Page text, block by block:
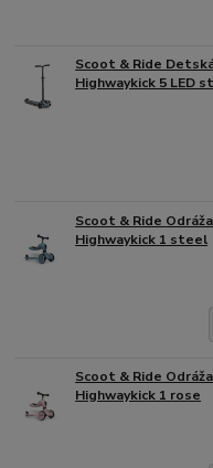
Scoot & Ride
Highwaykick 5 LED
Scoot & Ride
Highwaykick 1 steel
Scoot & Ride
Highwaykick 1 rose